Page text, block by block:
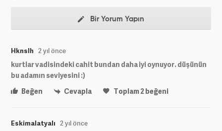
Bir Yorum Yapın
Hknslh 2 yıl önce
kurtlar vadisindeki cahit bundan daha iyi oynuyor. düşünün
bu adamın seviyesini :)
Beğen
Cevapla Toplam2 beğeni
Eskimalatyalı 2 yıl önce